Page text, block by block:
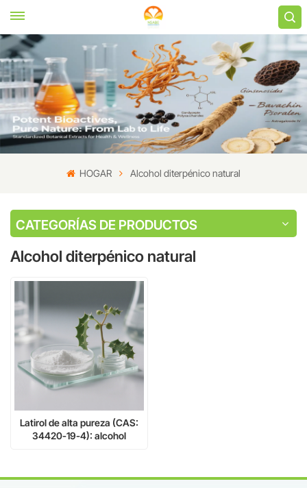
HOGAR Alcohol diterpénico natural
CATEGORÍAS DE PRODUCTOS
Alcohol diterpénico natural
Latirol de alta pureza (CAS:
34420-19-4): alcohol